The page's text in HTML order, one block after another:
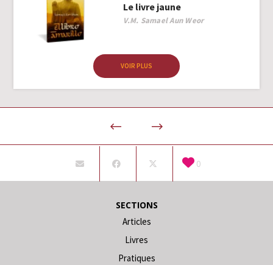
Le livre jaune
Author
V.M. Samael Aun Weor
VOIR PLUS
0
SECTIONS
Articles
Livres
Pratiques